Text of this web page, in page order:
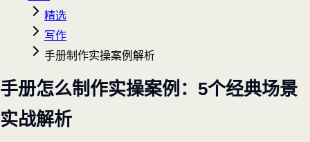
精选
写作
手册制作实操案例解析
手册怎么制作实操案例：5个经典场景
实战解析